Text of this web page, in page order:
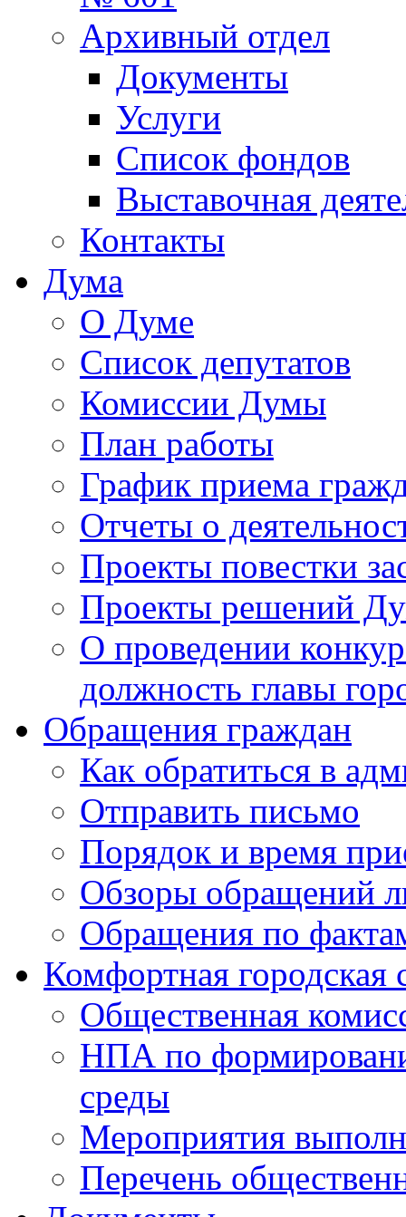
Архивный отдел
Документы
Услуги
Список фондов
Выставочная
Контакты
Дума
О Думе
Список депутатов
Комиссии Думы
План работы
График приема
Отчеты о
Проекты повестки
Проекты решений
О проведении
должность главы
Обращения граждан
Как обратиться в
Отправить письмо
Порядок и время
Обзоры обращений
Обращения по
Комфортная городская
Общественная
НПА по
среды
Мероприятия
Перечень